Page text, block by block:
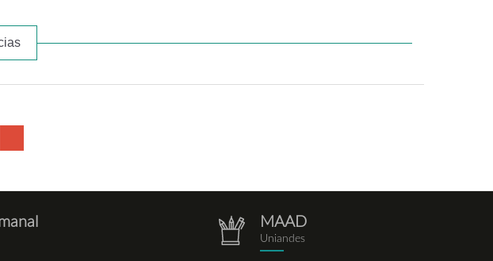
repositorio.png
MAAD
Uniandes